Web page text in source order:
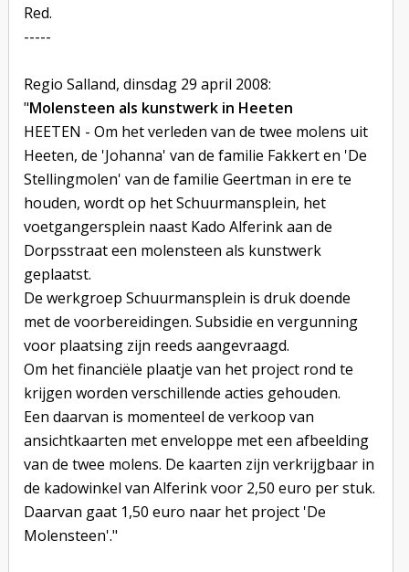
Red.
-----
Regio Salland, dinsdag 29 april 2008:
"Molensteen als kunstwerk in Heeten
HEETEN - Om het verleden van de twee molens uit
Heeten, de 'Johanna' van de familie Fakkert en 'De
Stellingmolen' van de familie Geertman in ere te
houden, wordt op het Schuurmansplein, het
voetgangersplein naast Kado Alferink aan de
Dorpsstraat een molensteen als kunstwerk
geplaatst.
De werkgroep Schuurmansplein is druk doende
met de voorbereidingen. Subsidie en vergunning
voor plaatsing zijn reeds aangevraagd.
Om het financiële plaatje van het project rond te
krijgen worden verschillende acties gehouden.
Een daarvan is momenteel de verkoop van
ansichtkaarten met enveloppe met een afbeelding
van de twee molens. De kaarten zijn verkrijgbaar in
de kadowinkel van Alferink voor 2,50 euro per stuk.
Daarvan gaat 1,50 euro naar het project 'De
Molensteen'."